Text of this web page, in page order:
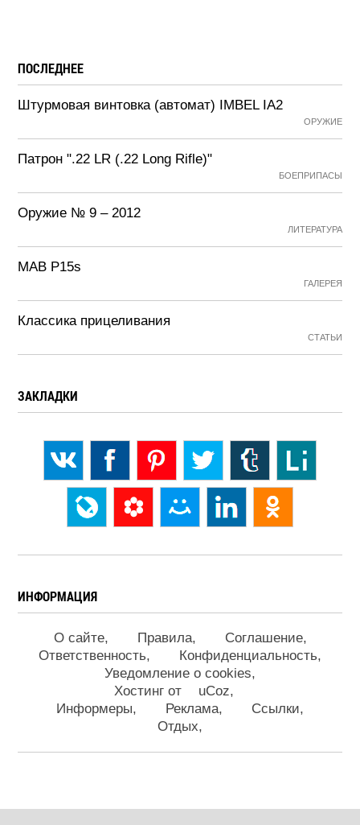
ПОСЛЕДНЕЕ
Штурмовая винтовка (автомат) IMBEL IA2
ОРУЖИЕ
Патрон ".22 LR (.22 Long Rifle)"
БОЕПРИПАСЫ
Оружие № 9 – 2012
ЛИТЕРАТУРА
MAB P15s
ГАЛЕРЕЯ
Классика прицеливания
СТАТЬИ
ЗАКЛАДКИ
ИНФОРМАЦИЯ
О сайте Правила
Соглашение
Ответственность
Конфиденциальность
Уведомление о cookies
Хостинг от
uCoz
Информеры
Реклама
Ссылки
Отдых